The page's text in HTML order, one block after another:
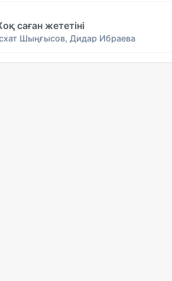
саған жететіні
Шыңғысов, Дидар Ибраева